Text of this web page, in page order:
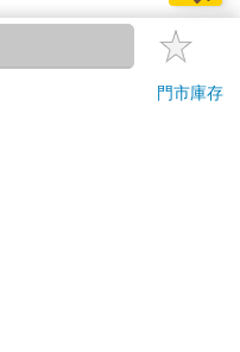
如接獲電話要求您前往
受騙上當！
門市庫存